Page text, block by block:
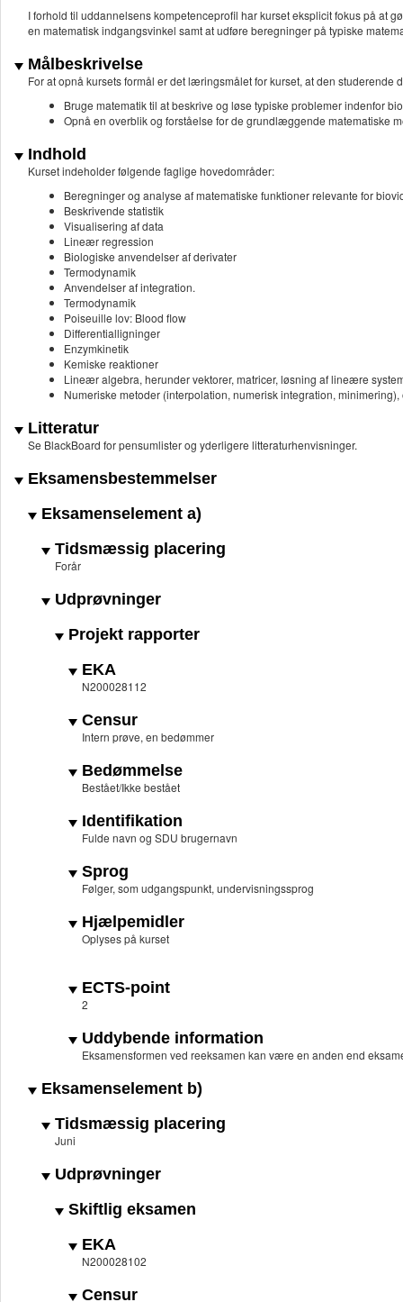
I forhold til uddannelsens kompetenceprofil har kurset eksplicit fokus på at
en matematisk indgangsvinkel samt at udføre beregninger på typiske
Målbeskrivelse
For at opnå kursets formål er det læringsmålet for kurset, at den studerende
Bruge matematik til at beskrive og løse typiske problemer indenfor
Opnå en overblik og forståelse for de grundlæggende matematiske
Indhold
Kurset indeholder følgende faglige hovedområder:
Beregninger og analyse af matematiske funktioner relevante for
Beskrivende statistik
Visualisering af data
Lineær regression
Biologiske anvendelser af derivater
Termodynamik
Anvendelser af integration.
Termodynamik
Poiseuille lov: Blood flow
Differentialligninger
Enzymkinetik
Kemiske reaktioner
Lineær algebra, herunder vektorer, matricer, løsning af lineære
Numeriske metoder (interpolation, numerisk integration,
Litteratur
Se BlackBoard for pensumlister og yderligere litteraturhenvisninger.
Eksamensbestemmelser
Eksamenselement a)
Tidsmæssig placering
Forår
Udprøvninger
Projekt rapporter
EKA
N200028112
Censur
Intern prøve, en bedømmer
Bedømmelse
Bestået/Ikke bestået
Identifikation
Fulde navn og SDU brugernavn
Sprog
Følger, som udgangspunkt, undervisningssprog
Hjælpemidler
Oplyses på kurset
ECTS-point
2
Uddybende information
Eksamensformen ved reeksamen kan være en anden end
Eksamenselement b)
Tidsmæssig placering
Juni
Udprøvninger
Skiftlig eksamen
EKA
N200028102
Censur